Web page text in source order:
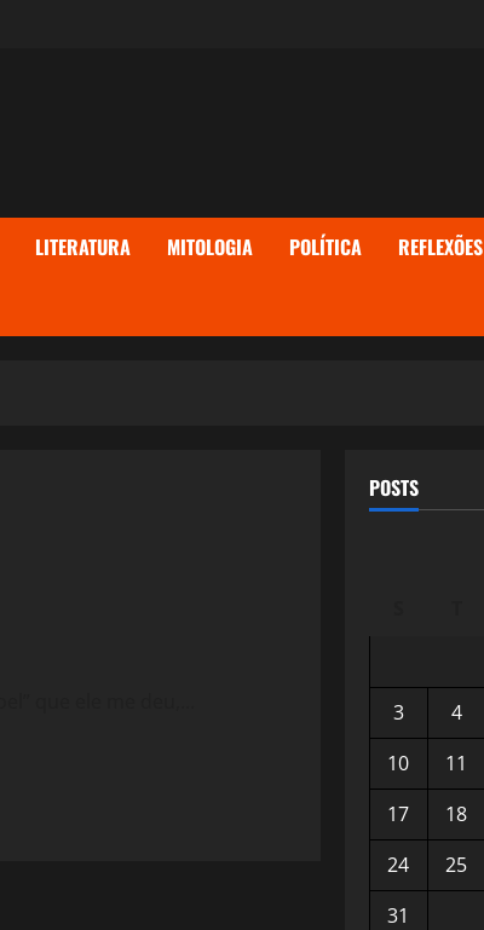
LITERATURA MITOLOGIA POLÍTICA REFLEXÕES
POSTS
3
4
10
11
17
18
24
25
31